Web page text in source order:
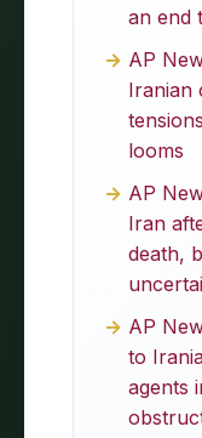
an end
AP
Iranian
looms
AP
Iran
death,
AP
to
agents